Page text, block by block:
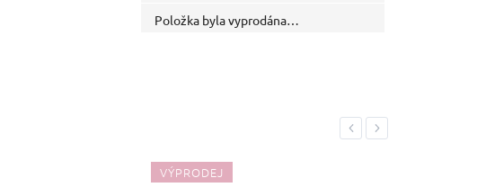
Položka byla vyprodána…
Previous
VÝPRODEJ
Next